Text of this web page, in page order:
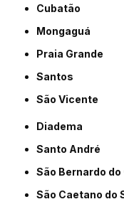
Cubatão
Mongaguá
Praia Grande
Santos
São Vicente
Diadema
Santo André
São Bernardo
São Caetano do